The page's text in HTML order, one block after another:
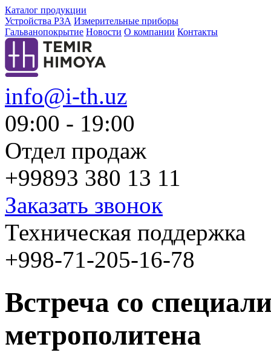
Каталог продукции
Устройства РЗА Измерительные приборы
Гальванопокрытие Новости О компании Контакты
info@i-th.uz
09:00 - 19:00
Отдел продаж
+99893 380 13 11
Заказать звонок
Техническая поддержка
+998-71-205-16-78
Встреча со
метрополитена